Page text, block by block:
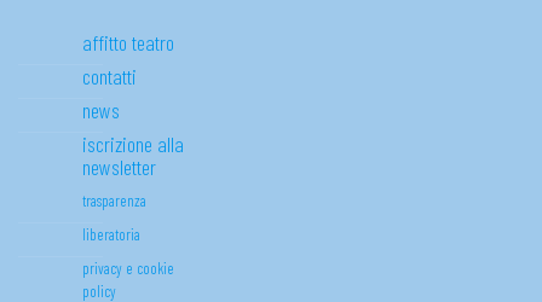
affitto teatro
contatti
news
iscrizione alla
newsletter
trasparenza
liberatoria
privacy e cookie
policy